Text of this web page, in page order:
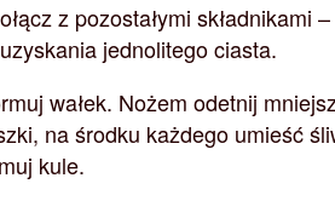
z pozostałymi składnikami
jednolitego ciasta.
wałek. Nożem odetnij
na środku każdego umieść
kule.